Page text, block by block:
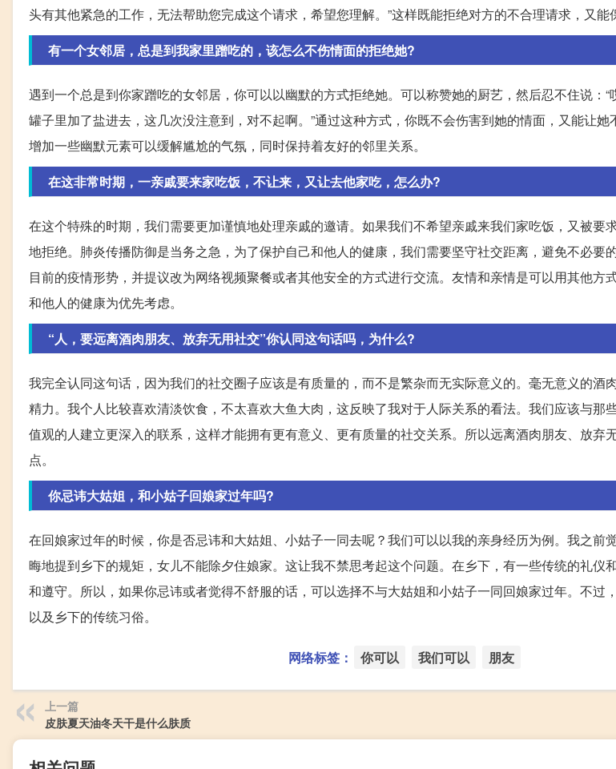
头有其他紧急的工作，无法帮助您完成这个请求，希望您理解。”这样既能拒绝对方的不合理请求，又能
有一个女邻居，总是到我家里蹭吃的，该怎么不伤情面的拒绝她?
遇到一个总是到你家蹭吃的女邻居，你可以以幽默的方式拒绝她。可以称赞她的厨艺，然后忍不住说：
罐子里加了盐进去，这几次没注意到，对不起啊。”通过这种方式，你既不会伤害到她的情面，又能让她
增加一些幽默元素可以缓解尴尬的气氛，同时保持着友好的邻里关系。
在这非常时期，一亲戚要来家吃饭，不让来，又让去他家吃，怎么办?
在这个特殊的时期，我们需要更加谨慎地处理亲戚的邀请。如果我们不希望亲戚来我们家吃饭，又被要
地拒绝。肺炎传播防御是当务之急，为了保护自己和他人的健康，我们需要坚守社交距离，避免不必要
目前的疫情形势，并提议改为网络视频聚餐或者其他安全的方式进行交流。友情和亲情是可以用其他方
和他人的健康为优先考虑。
“人，要远离酒肉朋友、放弃无用社交”你认同这句话吗，为什么?
我完全认同这句话，因为我们的社交圈子应该是有质量的，而不是繁杂而无实际意义的。毫无意义的酒
精力。我个人比较喜欢清淡饮食，不太喜欢大鱼大肉，这反映了我对于人际关系的看法。我们应该与那
值观的人建立更深入的联系，这样才能拥有更有意义、更有质量的社交关系。所以远离酒肉朋友、放弃
点。
你忌讳大姑姐，和小姑子回娘家过年吗?
在回娘家过年的时候，你是否忌讳和大姑姐、小姑子一同去呢？我们可以以我的亲身经历为例。我之前
晦地提到乡下的规矩，女儿不能除夕住娘家。这让我不禁思考起这个问题。在乡下，有一些传统的礼仪
和遵守。所以，如果你忌讳或者觉得不舒服的话，可以选择不与大姑姐和小姑子一同回娘家过年。不过
以及乡下的传统习俗。
网络标签： 你可以 我们可以 朋友
上一篇
皮肤夏天油冬天干是什么肤质